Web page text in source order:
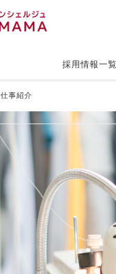
採用情報一
仕事紹介